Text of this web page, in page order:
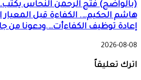
(بالواضح) فتح الرحمن النحاس
هاشم الحكيم…. الكفاءة قبل
إعادة توظيف الكفاءأت….ودعونا من
2026-08-08
اترك تعليقاً